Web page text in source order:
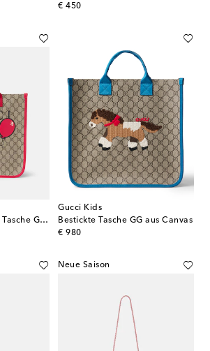
€ 450
original price
X Mr. Men Little Miss Tasche GG aus Canvas
Gucci Kids
Bestickte Tasche GG aus Canvas
€ 980
original price
Neue Saison